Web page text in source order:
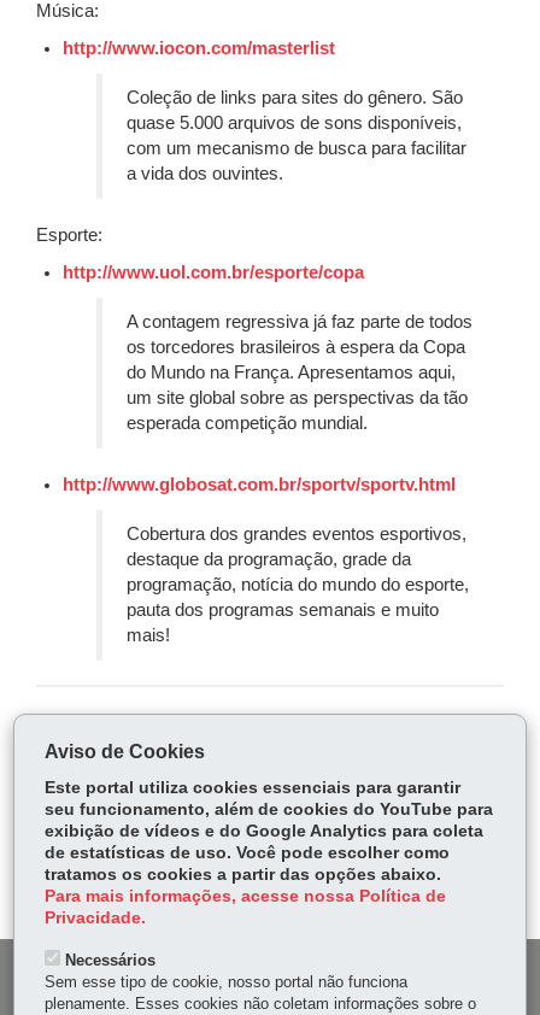
Música:
http://www.iocon.com/masterlist
Coleção de links para sites do gênero. São
quase 5.000 arquivos de sons disponíveis,
com um mecanismo de busca para facilitar
a vida dos ouvintes.
Esporte:
http://www.uol.com.br/esporte/copa
A contagem regressiva já faz parte de todos
os torcedores brasileiros à espera da Copa
do Mundo na França. Apresentamos aqui,
um site global sobre as perspectivas da tão
esperada competição mundial.
http://www.globosat.com.br/sportv/sportv.html
Cobertura dos grandes eventos esportivos,
destaque da programação, grade da
programação, notícia do mundo do esporte,
pauta dos programas semanais e muito
mais!
ce
bo
ok
Tw
itt
er
ha
ts
Ap
p
Voltar Início Imprimir Baixar
DENUNCIE CORRUPÇÃO
Aviso de Cookies
Este portal utiliza cookies essenciais para garantir
seu funcionamento, além de cookies do YouTube para
exibição de vídeos e do Google Analytics para coleta
de estatísticas de uso. Você pode escolher como
tratamos os cookies a partir das opções abaixo.
Para mais informações, acesse nossa Política de
Privacidade.
Necessários
Sem esse tipo de cookie, nosso portal não funciona
plenamente. Esses cookies não coletam informações sobre o